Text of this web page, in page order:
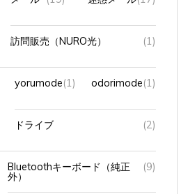
訪問販売（NURO光） (1)
yorumode (1) odorimode (1)
ドライブ (2)
Bluetoothキーボード（純正
外）
(9)